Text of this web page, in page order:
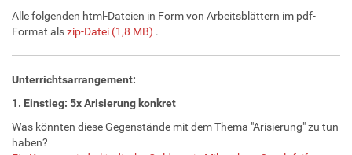
Alle folgenden html-Dateien in Form von Arbeitsblättern im pdf-
Format alszip-Datei (1,8 MB) .
Unterrichtsarrangement:
1. Einstieg: 5x Arisierung konkret
Was könnten diese Gegenstände mit dem Thema "Arisierung" zu tun
haben?